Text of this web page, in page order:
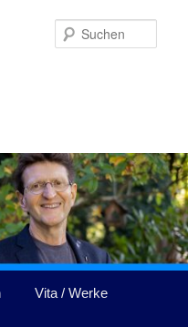
Vita / Werke